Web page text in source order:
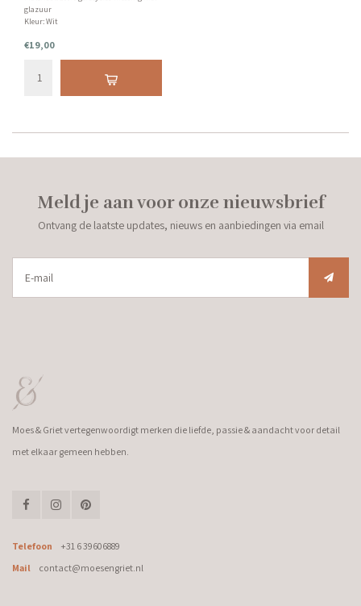
glazuur
Kleur: Wit
€19,00
Meld je aan voor onze nieuwsbrief
Ontvang de laatste updates, nieuws en aanbiedingen via email
Moes & Griet vertegenwoordigt merken die liefde, passie & aandacht voor detail
met elkaar gemeen hebben.
Telefoon
+31 6 39606889
Mail
contact@moesengriet.nl